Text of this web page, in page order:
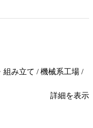
み立て / 機械系工場 /
詳細を表示